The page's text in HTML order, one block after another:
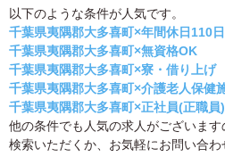
以下のような条件が人気です。
千葉県夷隅郡大多喜町×年間休日110
千葉県夷隅郡大多喜町×無資格OK
千葉県夷隅郡大多喜町×寮・借り上げ
千葉県夷隅郡大多喜町×介護老人保健
千葉県夷隅郡大多喜町×正社員(正職員)
他の条件でも人気の求人がございま
検索いただくか、お気軽にお問い合わ